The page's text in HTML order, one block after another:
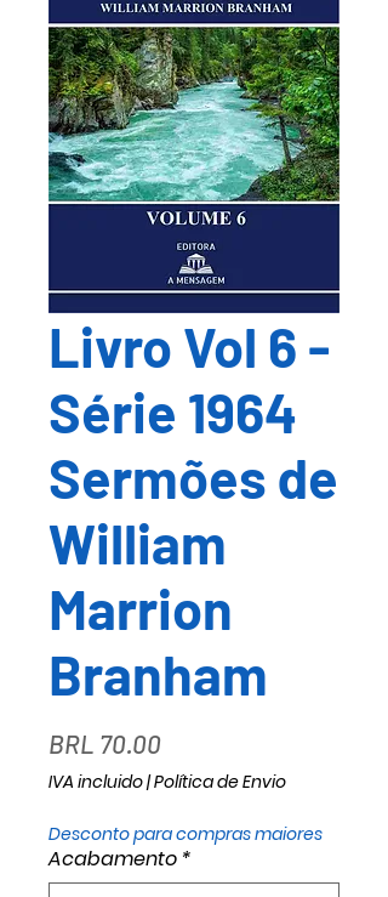
Livro Vol 6 -
Série 1964
Sermões de
William
Marrion
Branham
BRL 70.00Precio
IVA incluido|Política de Envio
Desconto para compras maiores
Acabamento *